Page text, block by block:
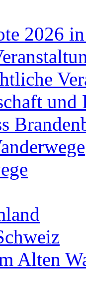
2026
und
Alten